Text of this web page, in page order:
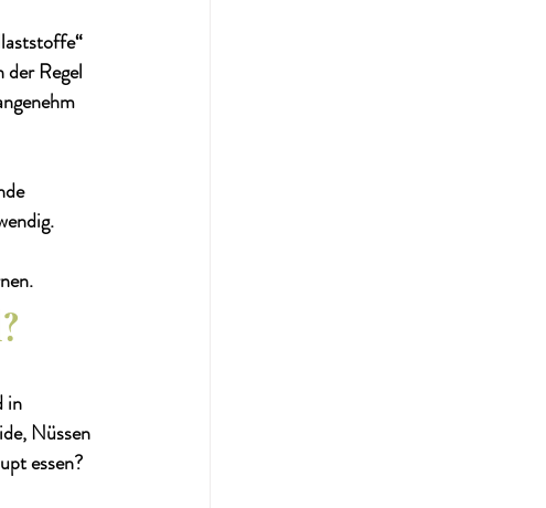
Regel
in
Nüssen
essen?